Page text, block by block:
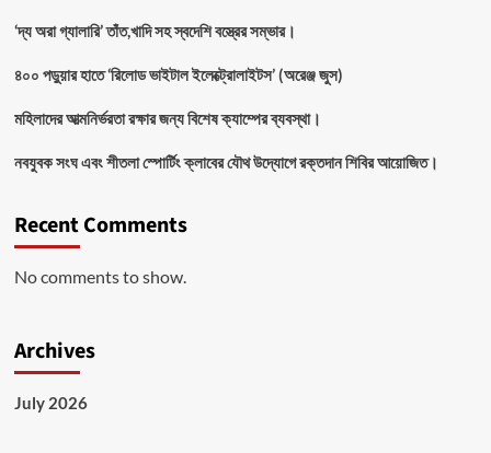
‘দ্য অরা গ্যালারি’ তাঁত,খাদি সহ স্বদেশি বস্ত্রের সম্ভার।
৪০০ পড়ুয়ার হাতে ‘রিলোড ভাইটাল ইলেক্ট্রোলাইটস’ (অরেঞ্জ জুস)
মহিলাদের আত্মনির্ভরতা রক্ষার জন্য বিশেষ ক্যাম্পের ব্যবস্থা।
নবযুবক সংঘ এবং শীতলা স্পোর্টিং ক্লাবের যৌথ উদ্যোগে রক্তদান শিবির আয়োজিত।
Recent Comments
No comments to show.
Archives
July 2026